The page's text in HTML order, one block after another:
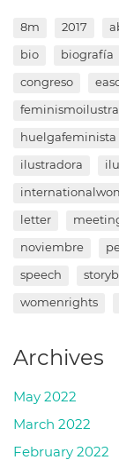
8m 2017
bio biografía
congreso
huelgafeminista
ilustradora
letter
noviembre
speech
womenrights
Archives
May 2022
March 2022
February 2022